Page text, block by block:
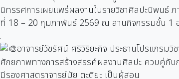
นิทรรศการเผยแพร่ผลงานในรายวิชาศิลปะนิพนธ์
ที่ 18 – 20 กุมภาพันธ์ 2569 ณ ลานกิจกรรมชั้น 1
.
อาจารย์วัชรัศน์ ศรีวิริยะกิจ ประธานโปรแกร
ศักยภาพทางการสร้างสรรค์ผลงานศิลปะ ควบคู่กั
มีรองศาสตราจารย์มัย ตะติยะ เป็นผู้สอน